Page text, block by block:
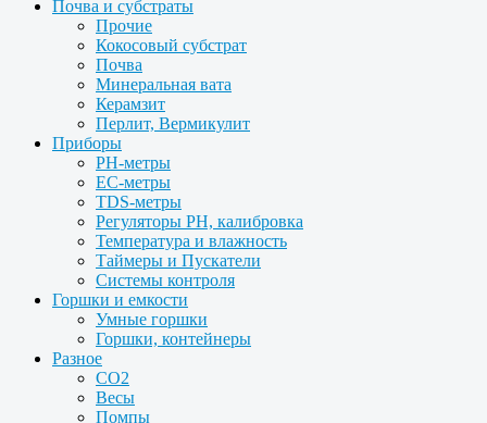
Почва и субстраты
Прочие
Кокосовый субстрат
Почва
Минеральная вата
Керамзит
Перлит, Вермикулит
Приборы
PH-метры
EC-метры
TDS-метры
Регуляторы PH, калибровка
Температура и влажность
Таймеры и Пускатели
Системы контроля
Горшки и емкости
Умные горшки
Горшки, контейнеры
Разное
CO2
Весы
Помпы